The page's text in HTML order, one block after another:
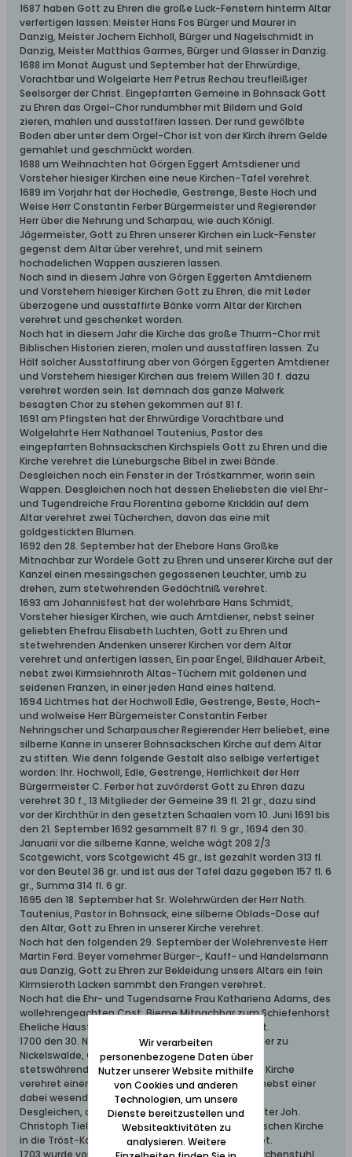
1687 haben Gott zu Ehren die große Luck-Fenstern hinterm Altar
verfertigen lassen: Meister Hans Fos Bürger und Maurer in
Danzig, Meister Jochem Eichholl, Bürger und Nagelschmidt in
Danzig, Meister Matthias Garmes, Bürger und Glasser in Danzig.
1688 im Monat August und September hat der Ehrwürdige,
Vorachtbar und Wolgelarte Herr Petrus Rechau treufleißiger
Seelsorger der Christ. Eingepfarrten Gemeine in Bohnsack Gott
zu Ehren das Orgel-Chor rundumbher mit Bildern und Gold
zieren, mahlen und ausstaffiren lassen. Der rund gewölbte
Boden aber unter dem Orgel-Chor ist von der Kirch ihrem Gelde
gemahlet und geschmückt worden.
1688 um Weihnachten hat Görgen Eggert Amtsdiener und
Vorsteher hiesiger Kirchen eine neue Kirchen-Tafel verehret.
1689 im Vorjahr hat der Hochedle, Gestrenge, Beste Hoch und
Weise Herr Constantin Ferber Bürgermeister und Regierender
Herr über die Nehrung und Scharpau, wie auch Königl.
Jägermeister, Gott zu Ehren unserer Kirchen ein Luck-Fenster
gegenst dem Altar über verehret, und mit seinem
hochadelichen Wappen auszieren lassen.
Noch sind in diesem Jahre von Görgen Eggerten Amtdienern
und Vorstehern hiesiger Kirchen Gott zu Ehren, die mit Leder
überzogene und ausstaffirte Bänke vorm Altar der Kirchen
verehret und geschenket worden.
Noch hat in diesem Jahr die Kirche das große Thurm-Chor mit
Biblischen Historien zieren, malen und ausstaffiren lassen. Zu
Hälf solcher Ausstaffirung aber von Görgen Eggerten Amtdiener
und Vorstehern hiesiger Kirchen aus freiem Willen 30 f. dazu
verehret worden sein. Ist demnach das ganze Malwerk
besagten Chor zu stehen gekommen auf 81 f.
1691 am Pfingsten hat der Ehrwürdige Vorachtbare und
Wolgelahrte Herr Nathanael Tautenius, Pastor des
eingepfarrten Bohnsackschen Kirchspiels Gott zu Ehren und die
Kirche verehret die Lüneburgsche Bibel in zwei Bände.
Desgleichen noch ein Fenster in der Tröstkammer, worin sein
Wappen. Desgleichen noch hat dessen Eheliebsten die viel Ehr-
und Tugendreiche Frau Florentina geborne Krickklin auf dem
Altar verehret zwei Tücherchen, davon das eine mit
goldgestickten Blumen.
1692 den 28. September hat der Ehebare Hans Großke
Mitnachbar zur Wordele Gott zu Ehren und unserer Kirche auf der
Kanzel einen messingschen gegossenen Leuchter, umb zu
drehen, zum stetwehrenden Gedächtniß verehret.
1693 am Johannisfest hat der wolehrbare Hans Schmidt,
Vorsteher hiesiger Kirchen, wie auch Amtdiener, nebst seiner
geliebten Ehefrau Elisabeth Luchten, Gott zu Ehren und
stetwehrenden Andenken unserer Kirchen vor dem Altar
verehret und anfertigen lassen, Ein paar Engel, Bildhauer Arbeit,
nebst zwei Kirmsiehnroth Altas-Tüchern mit goldenen und
seidenen Franzen, in einer jeden Hand eines haltend.
1694 Lichtmes hat der Hochwoll Edle, Gestrenge, Beste, Hoch-
und wolweise Herr Bürgemeister Constantin Ferber
Nehringscher und Scharpauscher Regierender Herr beliebet, eine
silberne Kanne in unserer Bohnsackschen Kirche auf dem Altar
zu stiften. Wie denn folgende Gestalt also selbige verfertiget
worden: Ihr. Hochwoll, Edle, Gestrenge, Herrlichkeit der Herr
Bürgermeister C. Ferber hat zuvörderst Gott zu Ehren dazu
verehret 30 f., 13 Mitglieder der Gemeine 39 fl. 21 gr., dazu sind
vor der Kirchthür in den gesetzten Schaalen vom 10. Juni 1691 bis
den 21. September 1692 gesammelt 87 fl. 9 gr., 1694 den 30.
Januarii vor die silberne Kanne, welche wägt 208 2/3
Scotgewicht, vors Scotgewicht 45 gr., ist gezahlt worden 313 fl.
vor den Beutel 36 gr. und ist aus der Tafel dazu gegeben 157 fl. 6
gr., Summa 314 fl. 6 gr.
1695 den 18. September hat Sr. Wolehrwürden der Herr Nath.
Tautenius, Pastor in Bohnsack, eine silberne Oblads-Dose auf
den Altar, Gott zu Ehren in unserer Kirche verehret.
Noch hat den folgenden 29. September der Wolehrenveste Herr
Martin Ferd. Beyer vornehmer Bürger-, Kauff- und Handelsmann
aus Danzig, Gott zu Ehren zur Bekleidung unsers Altars ein fein
Kirmsieroth Lacken sammbt den Frangen verehret.
Noch hat die Ehr- und Tugendsame Frau Kathariena Adams, des
wollehrengeachten Cnst. Bieme Mitnachbar zum Schiefenhorst
Eheliche Hausfrau einen neuen Chor-Rock verehret.
1700 den 30. November hat Peter Großke, Kornmüller zu
Nickelswalde, Gott zu Ehren und zum Christlich-
stetswährenden Andenken und Gebrauch unserer Kirche
verehret einen silbernen stark vergoldeten Kelch, nebst einer
dabei wesenden silbernen vergoldten Patena.
Desgleichen, den 25. Dezember hat der Schulmeister Joh.
Christoph Tieleman zur Ehre Gottes der Bohnsackschen Kirche
in die Tröst-Kammer einen großen Spiegel verehret.
1703 wurde von den Herrn Prediger Trutenius der Kirchenstuhl
Wir verarbeiten
personenbezogene Daten über
Nutzer unserer Website mithilfe
von Cookies und anderen
Technologien, um unsere
Dienste bereitzustellen und
Websiteaktivitäten zu
analysieren. Weitere